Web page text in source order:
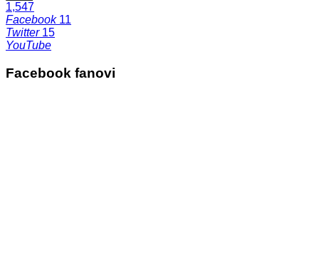
1,547
Facebook 11
Twitter 15
YouTube
Facebook fanovi